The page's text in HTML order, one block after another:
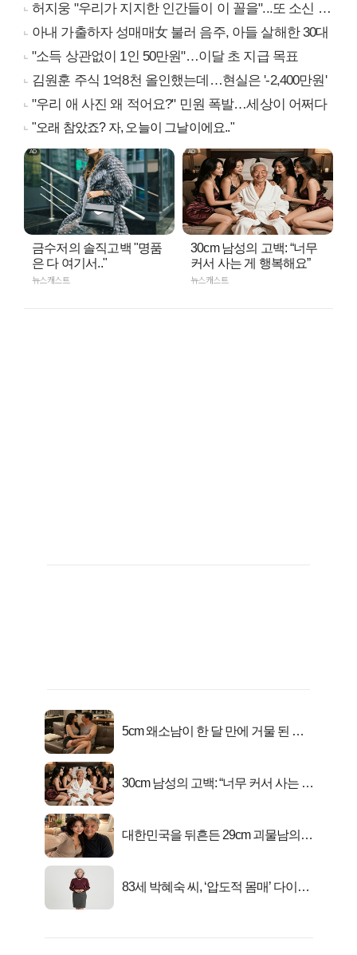
허지웅 "우리가 지지한 인간들이 이 꼴을"...또 소신 발언
아내 가출하자 성매매女 불러 음주, 아들 살해한 30대
"소득 상관없이 1인 50만원"…이달 초 지급 목표
김원훈 주식 1억8천 올인했는데…현실은 '-2,400만원'
"우리 애 사진 왜 적어요?" 민원 폭발…세상이 어쩌다
"오래 참았죠? 자, 오늘이 그날이에요.."
금수저의 솔직고백 "명품
은 다 여기서.."
뉴스캐스트
30cm 남성의 고백: “너무
커서 사는 게 행복해요”
뉴스캐스트
5cm 왜소남이 한 달 만에 거물 된 사
30cm 남성의 고백: “너무 커서 사는 게
대한민국을 뒤흔든 29cm 괴물남의
83세 박혜숙 씨, ‘압도적 몸매’ 다이어